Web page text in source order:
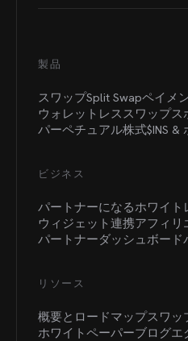
製品
スワップSplit Swapペイメ
ウォレットレススワップス
パーペチュアル株式$INS &
ビジネス
パートナーになるホワイト
ウィジェット連携アフィリ
パートナーダッシュボード
リソース
概要とロードマップスワッ
ホワイトペーパーブログエ